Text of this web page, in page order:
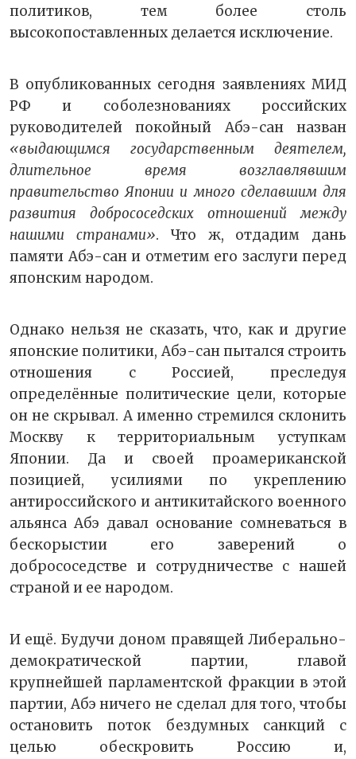
политиков, тем более столь
высокопоставленных делается исключение.
В опубликованных сегодня заявлениях МИД
РФ и соболезнованиях российских
руководителей покойный Абэ-сан назван
«выдающимся государственным деятелем,
длительное время возглавлявшим
правительство Японии и много сделавшим для
развития добрососедских отношений между
нашими странами». Что ж, отдадим дань
памяти Абэ-сан и отметим его заслуги перед
японским народом.
Однако нельзя не сказать, что, как и другие
японские политики, Абэ-сан пытался строить
отношения с Россией, преследуя
определённые политические цели, которые
он не скрывал. А именно стремился склонить
Москву к территориальным уступкам
Японии. Да и своей проамериканской
позицией, усилиями по укреплению
антироссийского и антикитайского военного
альянса Абэ давал основание сомневаться в
бескорыстии его заверений о
добрососедстве и сотрудничестве с нашей
страной и ее народом.
И ещё. Будучи доном правящей Либерально-
демократической партии, главой
крупнейшей парламентской фракции в этой
партии, Абэ ничего не сделал для того, чтобы
остановить поток бездумных санкций с
целью обескровить Россию и,